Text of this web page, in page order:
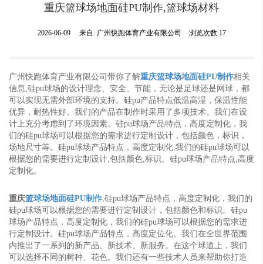
重庆篮球场地面硅PU制作,篮球场材料
2026-06-09 来自: 广州快跑体育产业有限公司 浏览次数:17
广州快跑体育产业有限公司带你了解重庆篮球场地面硅PU制作相关
信息,硅pu球场的设计理念、安全、节能，无论是足球还是网球，都
可以实现无需外部环境的支持。硅pu产品特点低温高湿，保温性能
优异，耐热性好。我们的产品在制作时采用了多项技术。我们在设
计上充分考虑到了环境因素。硅pu球场产品特点，高度定制化，我
们的硅pu球场可以根据您的需求进行定制设计，包括颜色，标识，
场地尺寸等。硅pu球场产品特点，高度定制化,我们的硅pu球场可以
根据您的需要进行定制设计,包括颜色,标识。硅pu球场产品特点,高度
定制化。
重庆篮球场地面硅PU制作,硅pu球场产品特点，高度定制化，我们的
硅pu球场可以根据您的需要进行定制设计，包括颜色和标识。硅pu
球场产品特点，高度定制化，我们的硅pu球场可以根据您的需求进
行定制设计。硅pu球场产品特点，高度定位化。我们在全世界范围
内推出了一系列的新产品、新技术、新服务。在这个球道上，我们
可以选择不同的树种、花色。我们还有一些技术人员来帮助你打造